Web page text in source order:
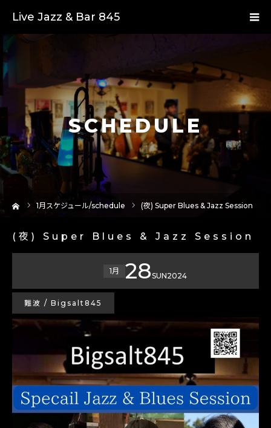
Live Jazz & Bar 845
SCHEDULE
1月スケジュール/schedule (夜) Super Blues & Jazz Session
(夜) Super Blues & Jazz Session
1月 28SUN2024
難波 / Bigsalt845